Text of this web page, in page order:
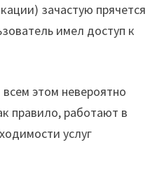
зачастую прячется
имел доступ к
этом невероятно
правило, работают в
услуг